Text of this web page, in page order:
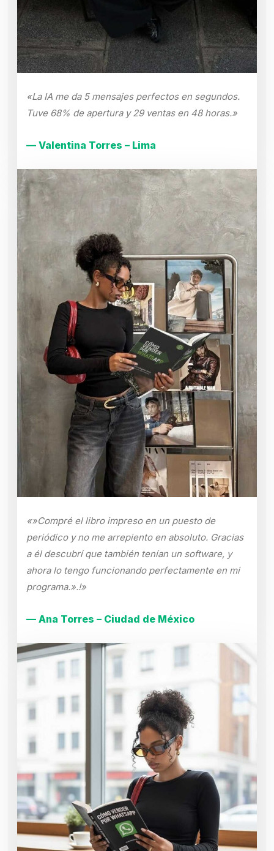
«La IA me da 5 mensajes perfectos en segundos.
Tuve 68% de apertura y 29 ventas en 48 horas.»
— Valentina Torres – Lima
«»Compré el libro impreso en un puesto de
periódico y no me arrepiento en absoluto. Gracias
a él descubrí que también tenían un software, y
ahora lo tengo funcionando perfectamente en mi
programa.».!»
— Ana Torres – Ciudad de México